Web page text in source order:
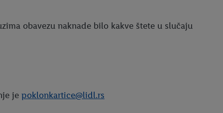
obavezu naknade bilo kakve štete u slučaju
je poklonkartice@lidl.rs